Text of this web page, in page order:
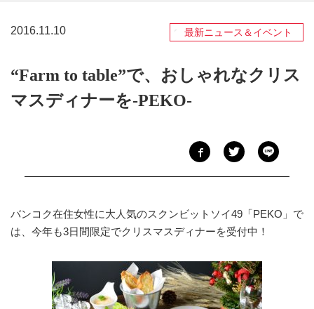
2016.11.10 最新ニュース＆イベント
“Farm to table”で、おしゃれなクリス
マスディナーを‐PEKO‐
バンコク在住女性に大人気のスクンビットソイ49「PEKO」で
は、今年も3日間限定でクリスマスディナーを受付中！